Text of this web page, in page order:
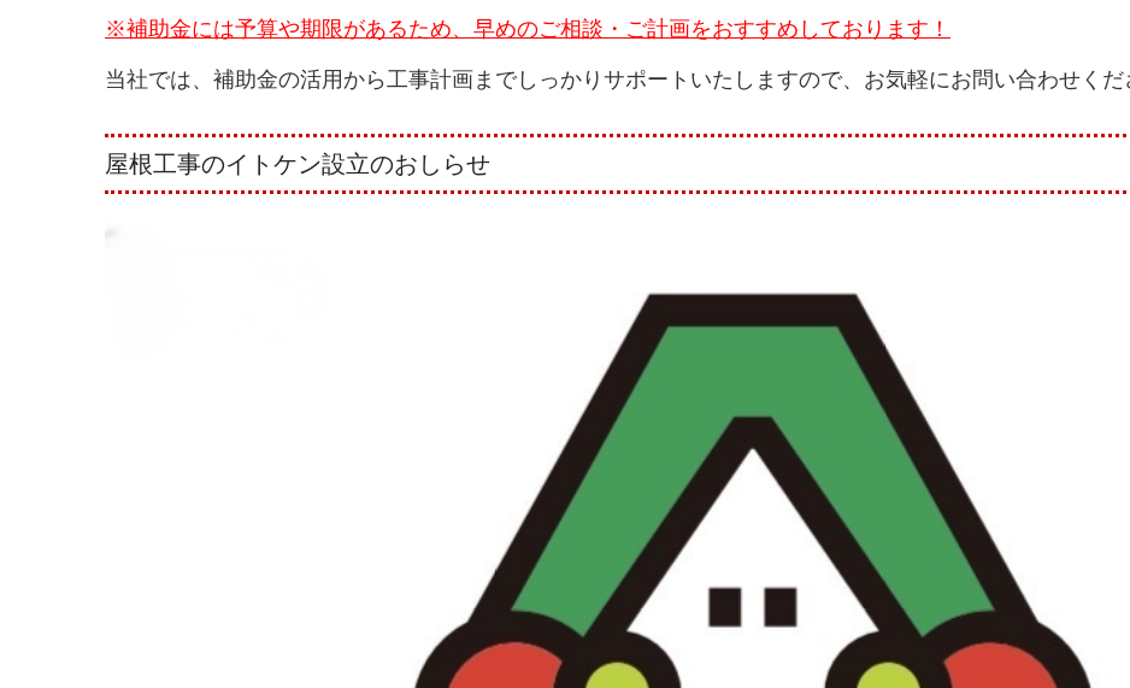
※補助金には予算や期限があるため、 早めのご相談・ご計画をおすすめしております！
当社では、補助金の活用から工事計画までしっかりサポートいたしますので、 お気軽にお問い合わせくだ
屋根工事のイトケン設立のおしらせ